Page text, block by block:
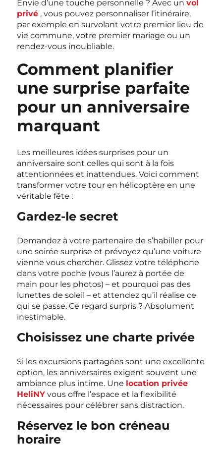
Envie d’une touche personnelle ? Avec un vol
privé , vous pouvez personnaliser l’itinéraire,
par exemple en survolant votre premier lieu de
vie commune, votre premier mariage ou un
rendez-vous inoubliable.
Comment planifier
une surprise parfaite
pour un anniversaire
marquant
Les meilleures idées surprises pour un
anniversaire sont celles qui sont à la fois
attentionnées et inattendues. Voici comment
transformer votre tour en hélicoptère en une
véritable fête :
Gardez-le secret
Demandez à votre partenaire de s’habiller pour
une soirée surprise et prévoyez qu’une voiture
vienne vous chercher. Glissez votre téléphone
dans votre poche (vous l’aurez à portée de
main pour les photos) – et pourquoi pas des
lunettes de soleil – et attendez qu’il réalise ce
qui se passe. Ce regard surpris ? Absolument
inestimable.
Choisissez une charte privée
Si les excursions partagées sont une excellente
option, les anniversaires exigent souvent une
ambiance plus intime. Une location privée
HeliNY vous offre l’espace et la flexibilité
nécessaires pour célébrer sans distraction.
Réservez le bon créneau
horaire